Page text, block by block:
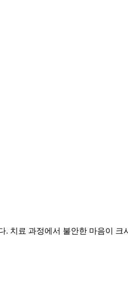
치료 과정에서 불안한 마음이 크